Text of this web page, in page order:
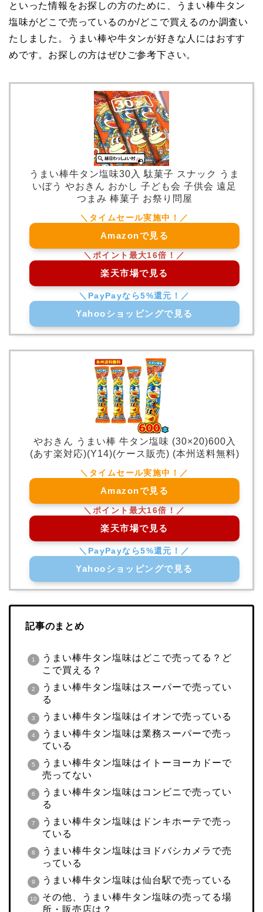
といった情報をお探しの方のために、うまい棒牛タン
塩味がどこで売っているのか/どこで買えるのか調査い
たしました。うまい棒や牛タンが好きな人にはおすす
めです。お探しの方はぜひご参考下さい。
うまい棒牛タン塩味30入 駄菓子 スナック うま
いぼう やおきん おかし 子ども会 子供会 遠足
つまみ 棒菓子 お祭り問屋
Amazonで見る
楽天市場で見る
Yahooショッピングで見る
やおきん うまい棒 牛タン塩味 (30×20)600入
(あす楽対応)(Y14)(ケース販売) (本州送料無料)
Amazonで見る
楽天市場で見る
Yahooショッピングで見る
記事のまとめ
うまい棒牛タン塩味はどこで売ってる？ど
こで買える？
うまい棒牛タン塩味はスーパーで売ってい
る
うまい棒牛タン塩味はイオンで売っている
うまい棒牛タン塩味は業務スーパーで売っ
ている
うまい棒牛タン塩味はイトーヨーカドーで
売ってない
うまい棒牛タン塩味はコンビニで売ってい
る
うまい棒牛タン塩味はドンキホーテで売っ
ている
うまい棒牛タン塩味はヨドバシカメラで売
っている
うまい棒牛タン塩味は仙台駅で売っている
その他、うまい棒牛タン塩味の売ってる場
所・販売店は？